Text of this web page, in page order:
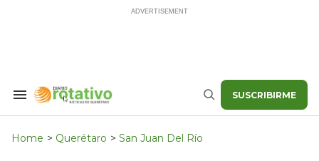
Search
Navigation
Buscar SUSCRIBIRME
Home > Querétaro > San Juan Del Río